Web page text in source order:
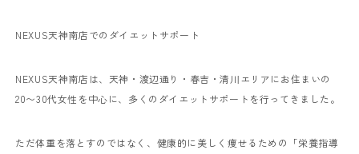
NEXUS天神南店でのダイエットサポート
NEXUS天神南店は、天神・渡辺通り・春吉・清川エリアにお住まいの
20〜30代女性を中心に、多くのダイエットサポートを行ってきました。
ただ体重を落とすのではなく、健康的に美しく痩せるための「栄養指導